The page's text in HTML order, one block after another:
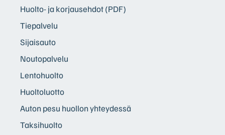
Huolto- ja korjausehdot (PDF)
Tiepalvelu
Sijaisauto
Noutopalvelu
Lentohuolto
Huoltoluotto
Auton pesu huollon yhteydessä
Taksihuolto